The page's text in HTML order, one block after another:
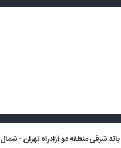
شرقی منطقه دو آزادراه تهران - شمال